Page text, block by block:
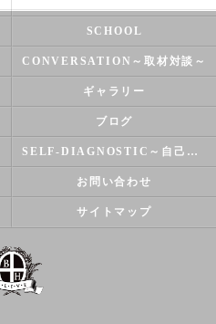
SCHOOL
CONVERSATION～取材対談～
ギャラリー
ブログ
SELF-DIAGNOSTIC～自己診断～
お問い合わせ
サイトマップ